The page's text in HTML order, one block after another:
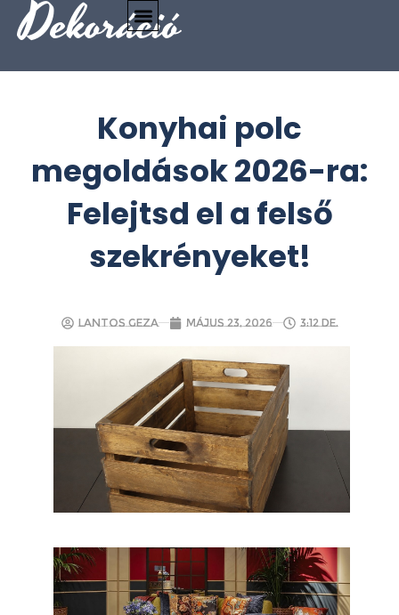
Dekoráció
Konyhai polc
megoldások 2026-ra:
Felejtsd el a felső
szekrényeket!
Lantos Geza május 23, 2026 3:12 de.